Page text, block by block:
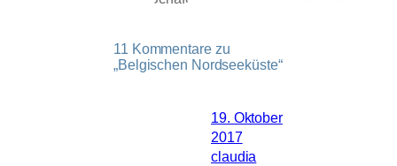
11 Kommentare zu
„Belgischen Nordseeküste“
19. Oktober
2017
claudia